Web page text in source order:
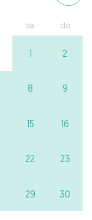
sa do
1 2
8 9
15 16
22 23
29 30